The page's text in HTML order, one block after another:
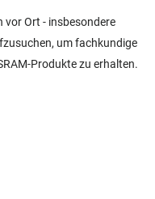
vor Ort - insbesondere
um fachkundige
Produkte zu erhalten.